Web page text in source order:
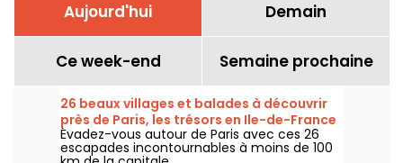
Aujourd'hui Demain
Ce week-end Semaine prochaine
26 beaux villages et balades à découvrir
près de Paris, les trésors en Ile-de-France
Évadez-vous autour de Paris avec ces 26
escapades incontournables à moins de 100